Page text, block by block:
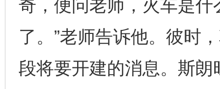
奇，便问老师，火车是什
了。”老师告诉他。彼时
段将要开建的消息。斯朗